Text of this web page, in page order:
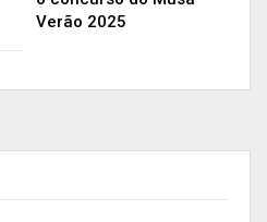
| Foto: Jesiel Braga/PMM
Verão 2025